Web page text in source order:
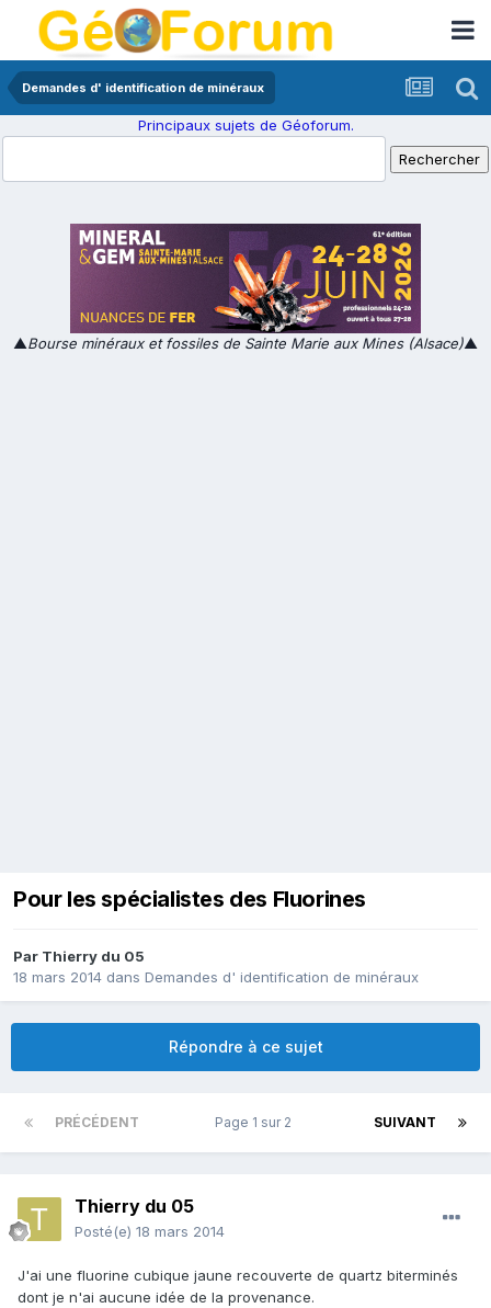
Demandes d' identification de minéraux
Principaux sujets de Géoforum.
▲Bourse minéraux et fossiles de Sainte Marie aux Mines (Alsace)▲
Pour les spécialistes des Fluorines
Par Thierry du 05
18 mars 2014 dans Demandes d' identification de minéraux
Répondre à ce sujet
PRÉCÉDENT SUIVANT
Page 1 sur 2
Thierry du 05
Posté(e) 18 mars 2014
J'ai une fluorine cubique jaune recouverte de quartz biterminés
dont je n'ai aucune idée de la provenance.